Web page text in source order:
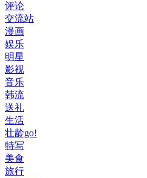
评论
交流站
漫画
娱乐
明星
影视
音乐
韩流
送礼
生活
壮龄go!
特写
美食
旅行